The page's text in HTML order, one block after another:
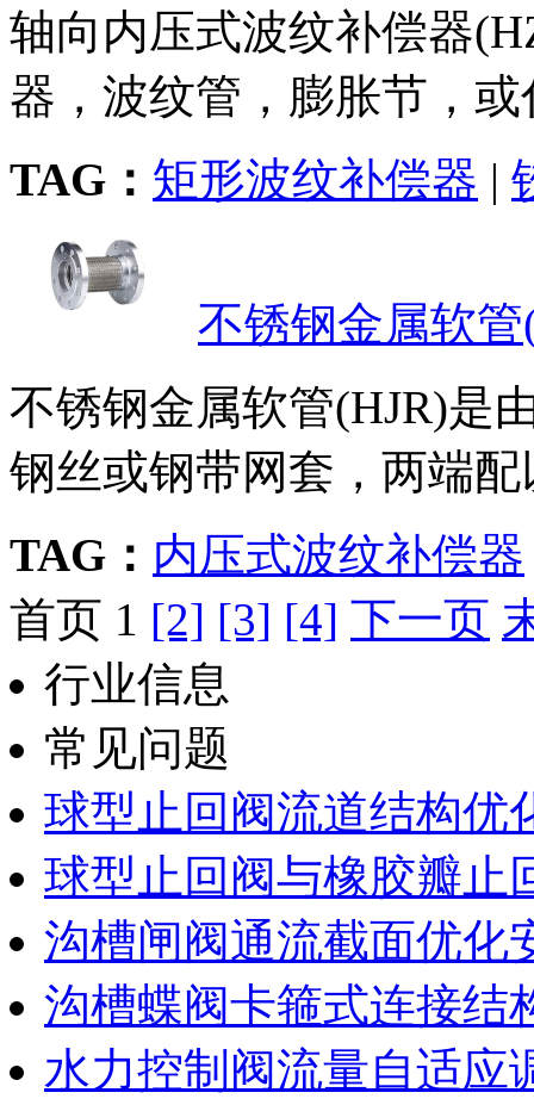
轴向内压式波纹补偿器
器，波纹管，膨胀节，或
TAG： 矩形波纹补偿器 |
不锈钢金属软管
不锈钢金属软管(HJR)是
钢丝或钢带网套，两端配
TAG： 内压式波纹补偿器
首页 1 [2] [3] [4] 下一页
行业信息
常见问题
球型止回阀流道结构优
球型止回阀与橡胶瓣止
沟槽闸阀通流截面优化
沟槽蝶阀卡箍式连接结
水力控制阀流量自适应